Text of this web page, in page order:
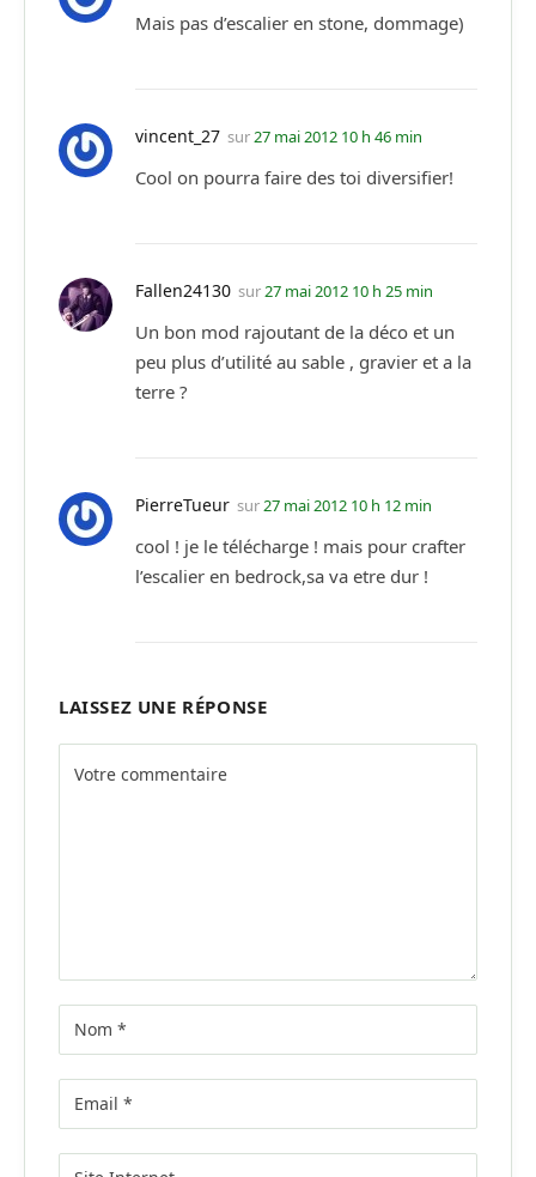
Mais pas d’escalier en stone, dommage)
vincent_27 sur 27 mai 2012 10 h 46 min
Cool on pourra faire des toi diversifier!
Fallen24130 sur 27 mai 2012 10 h 25 min
Un bon mod rajoutant de la déco et un
peu plus d’utilité au sable , gravier et a la
terre ?
PierreTueur sur 27 mai 2012 10 h 12 min
cool ! je le télécharge ! mais pour crafter
l’escalier en bedrock,sa va etre dur !
LAISSEZ UNE RÉPONSE